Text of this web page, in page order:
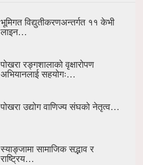
भूमिगत विद्युतीकरणअन्तर्गत ११ केभी
लाइन…
पोखरा रङ्गशालाको वृक्षारोपण
अभियानलाई सहयोगः…
पोखरा उद्योग वाणिज्य संघको नेतृत्व…
स्याङ्जामा सामाजिक सद्भाव र
राष्ट्रिय…